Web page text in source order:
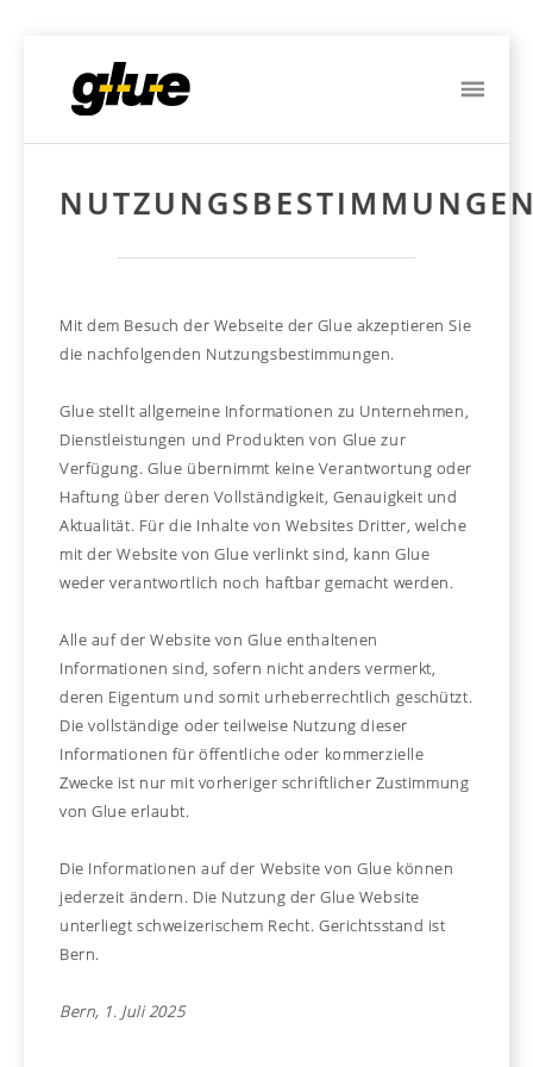
Mit dem Besuch der Webseite der Glue akzeptieren Sie
die nachfolgenden Nutzungsbestimmungen.
Glue stellt allgemeine Informationen zu Unternehmen,
Dienstleistungen und Produkten von Glue zur
Verfügung. Glue übernimmt keine Verantwortung oder
Haftung über deren Vollständigkeit, Genauigkeit und
Aktualität. Für die Inhalte von Websites Dritter, welche
mit der Website von Glue verlinkt sind, kann Glue
weder verantwortlich noch haftbar gemacht werden.
Alle auf der Website von Glue enthaltenen
Informationen sind, sofern nicht anders vermerkt,
deren Eigentum und somit urheberrechtlich geschützt.
Die vollständige oder teilweise Nutzung dieser
Informationen für öffentliche oder kommerzielle
Zwecke ist nur mit vorheriger schriftlicher Zustimmung
von Glue erlaubt.
Die Informationen auf der Website von Glue können
jederzeit ändern. Die Nutzung der Glue Website
unterliegt schweizerischem Recht. Gerichtsstand ist
Bern.
Bern, 1. Juli 2025